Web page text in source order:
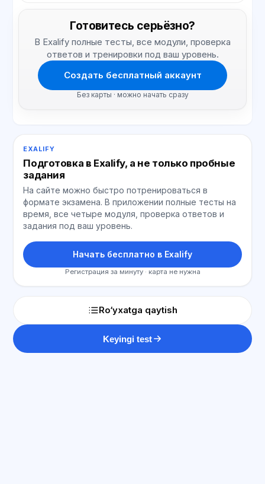
Готовитесь серьёзно?
В Exalify полные тесты, все модули, проверка
ответов и тренировки под ваш уровень.
Создать бесплатный аккаунт
Без карты · можно начать сразу
EXALIFY
Подготовка в Exalify, а не только пробные
задания
На сайте можно быстро потренироваться в
формате экзамена. В приложении полные тесты на
время, все четыре модуля, проверка ответов и
задания под ваш уровень.
Начать бесплатно в Exalify
Регистрация за минуту · карта не нужна
Ro‘yxatga qaytish
Keyingi test